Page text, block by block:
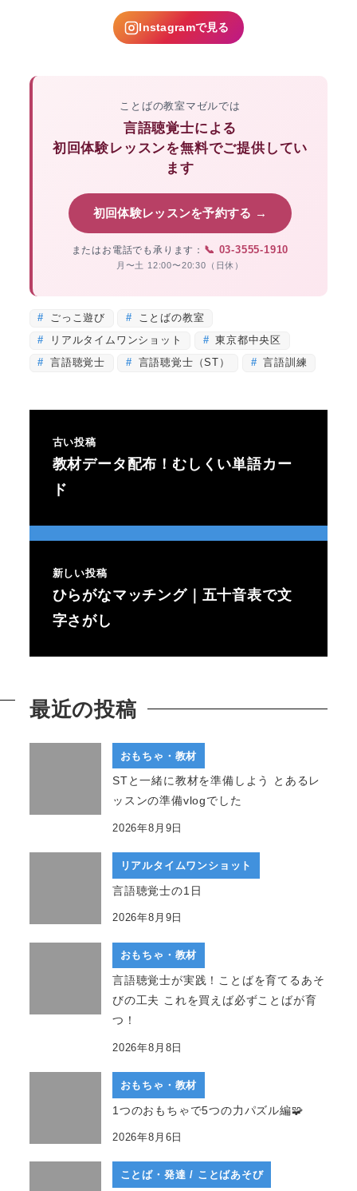
Instagramで見る
ことばの教室マゼルでは
言語聴覚士による
初回体験レッスンを無料でご提供してい
ます
初回体験レッスンを予約する →
またはお電話でも承ります： 📞 03-3555-1910
月〜土 12:00〜20:30（日休）
ごっこ遊び
ことばの教室
リアルタイムワンショット
東京都中央区
言語聴覚士
言語聴覚士（ST） 言語訓練
古い投稿
教材データ配布！むしくい単語カー
ド
新しい投稿
ひらがなマッチング｜五十音表で文
字さがし
最近の投稿
おもちゃ・教材
STと一緒に教材を準備しよう とあるレ
ッスンの準備vlogでした
2026年8月9日
リアルタイムワンショット
言語聴覚士の1日
2026年8月9日
おもちゃ・教材
言語聴覚士が実践！ことばを育てるあそ
びの工夫 これを買えば必ずことばが育
つ！
2026年8月8日
おもちゃ・教材
1つのおもちゃで5つの力パズル編🧩
2026年8月6日
ことば・発達 / ことばあそび